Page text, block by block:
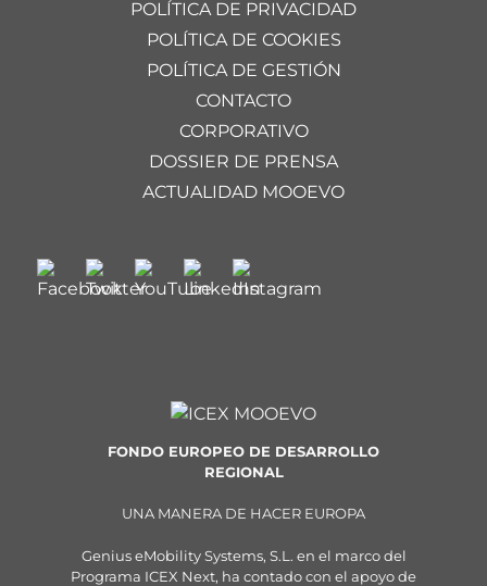
POLÍTICA DE PRIVACIDAD
POLÍTICA DE COOKIES
POLÍTICA DE GESTIÓN
CONTACTO
CORPORATIVO
DOSSIER DE PRENSA
ACTUALIDAD MOOEVO
FONDO EUROPEO DE DESARROLLO
REGIONAL
UNA MANERA DE HACER EUROPA
Genius eMobility Systems, S.L. en el marco del
Programa ICEX Next, ha contado con el apoyo de